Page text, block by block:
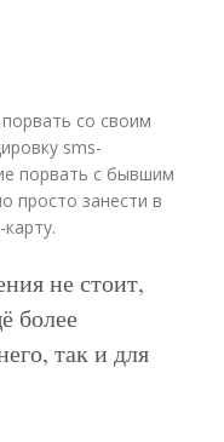
со своим
sms-
порвать с бывшим
просто занести в
не стоит,
более
так и для